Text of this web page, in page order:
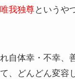
唯我独尊というや
自体幸・不幸、
、どんどん変容